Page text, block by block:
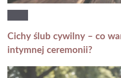
Cichy ślub cywilny – co
intymnej ceremonii?